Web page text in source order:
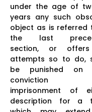
under the age of
years any such
object as is referred
the last
section, or
attempts so to do,
be punished on
conviction
imprisonment of
description for a